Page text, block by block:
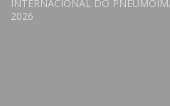
INTERNACIONAL DO
2026